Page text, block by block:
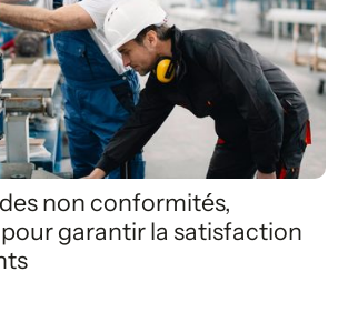
non conformités,
garantir la satisfaction